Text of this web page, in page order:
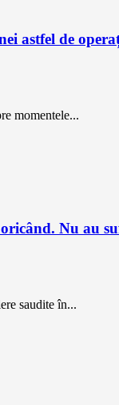
astfel de
momentele...
Nu au
saudite în...